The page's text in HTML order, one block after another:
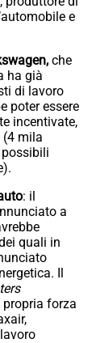
e
che
ha già
di lavoro
poter essere
incentivate,
(4 mila
: il
a
quali in
Il
propria forza